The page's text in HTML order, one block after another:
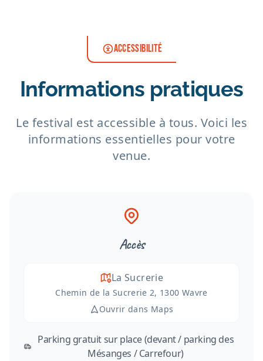
ACCESSIBILITÉ
Informations pratiques
Le festival est accessible à tous. Voici les
informations essentielles pour votre
venue.
Accès
La Sucrerie
Chemin de la Sucrerie 2, 1300 Wavre
Ouvrir dans Maps
Parking gratuit sur place (devant / parking des
Mésanges / Carrefour)